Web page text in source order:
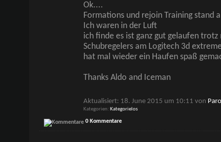
Ok....
Formations und rejoin Training stand
Ich waren in der Luft
ich finde es ist ganz gut gelaufen trotz
Schubregelers am Logitech 3d
hat mal wieder ein Haufen spaß
Thanks Aldo and Iceman
Aktualisiert: 18. June 2015 um 10:11 von
Kategorien Kategorielos
0 Kommentare